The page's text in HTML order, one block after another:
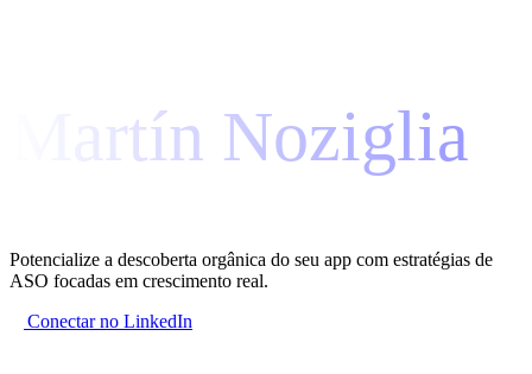
Martín Noziglia
Potencialize a descoberta orgânica do seu app com estratégias de
ASO focadas em crescimento real.
Conectar no LinkedIn